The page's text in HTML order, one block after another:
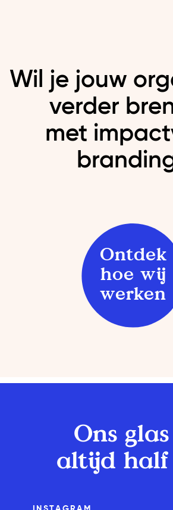
Wil je jouw
verder
met
Ontdek
hoe wij
werken
Ons
altijd